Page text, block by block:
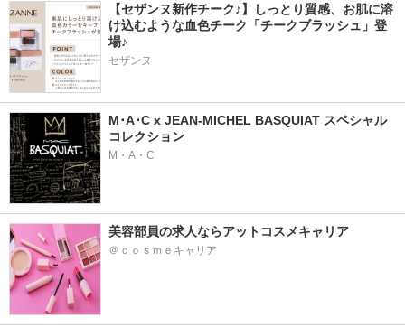
【セザンヌ新作チーク♪】しっとり質感、お肌に溶
け込むような血色チーク「チークブラッシュ」登
場♪
セザンヌ
M･A･C x JEAN-MICHEL BASQUIAT スペシャル
コレクション
M・A・C
美容部員の求人ならアットコスメキャリア
＠ｃｏｓｍｅキャリア